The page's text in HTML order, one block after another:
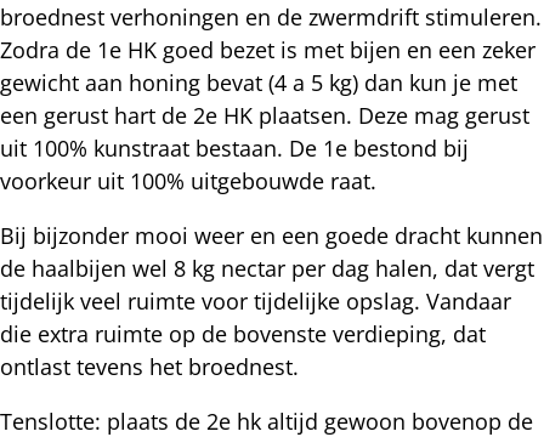
broednest verhoningen en de zwermdrift stimuleren.
Zodra de 1e HK goed bezet is met bijen en een zeker
gewicht aan honing bevat (4 a 5 kg) dan kun je met
een gerust hart de 2e HK plaatsen. Deze mag gerust
uit 100% kunstraat bestaan. De 1e bestond bij
voorkeur uit 100% uitgebouwde raat.
Bij bijzonder mooi weer en een goede dracht kunnen
de haalbijen wel 8 kg nectar per dag halen, dat vergt
tijdelijk veel ruimte voor tijdelijke opslag. Vandaar
die extra ruimte op de bovenste verdieping, dat
ontlast tevens het broednest.
Tenslotte: plaats de 2e hk altijd gewoon bovenop de